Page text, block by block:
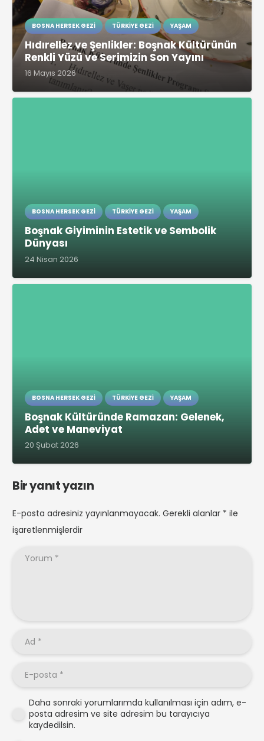
BOSNA HERSEK GEZI TÜRKIYE GEZI YAŞAM
Hıdırellez ve Şenlikler: Boşnak Kültürünün
Renkli Yüzü ve Serimizin Son Yayını
16 Mayıs 2026
BOSNA HERSEK GEZI TÜRKIYE GEZI YAŞAM
Boşnak Giyiminin Estetik ve Sembolik
Dünyası
24 Nisan 2026
BOSNA HERSEK GEZI TÜRKIYE GEZI YAŞAM
Boşnak Kültüründe Ramazan: Gelenek,
Adet ve Maneviyat
20 Şubat 2026
Bir yanıt yazın
E-posta adresiniz yayınlanmayacak. Gerekli alanlar * ile
işaretlenmişlerdir
Daha sonraki yorumlarımda kullanılması için adım, e-
posta adresim ve site adresim bu tarayıcıya
kaydedilsin.